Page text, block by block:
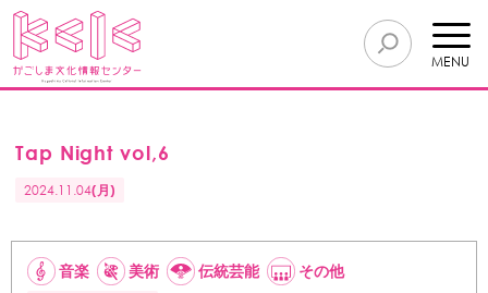
MENU
Tap Night vol,6
2024.11.04(月)
音楽 美術 伝統芸能 その他